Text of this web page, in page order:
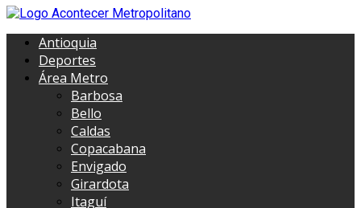
Antioquia
Deportes
Área Metro
Barbosa
Bello
Caldas
Copacabana
Envigado
Girardota
Itaguí